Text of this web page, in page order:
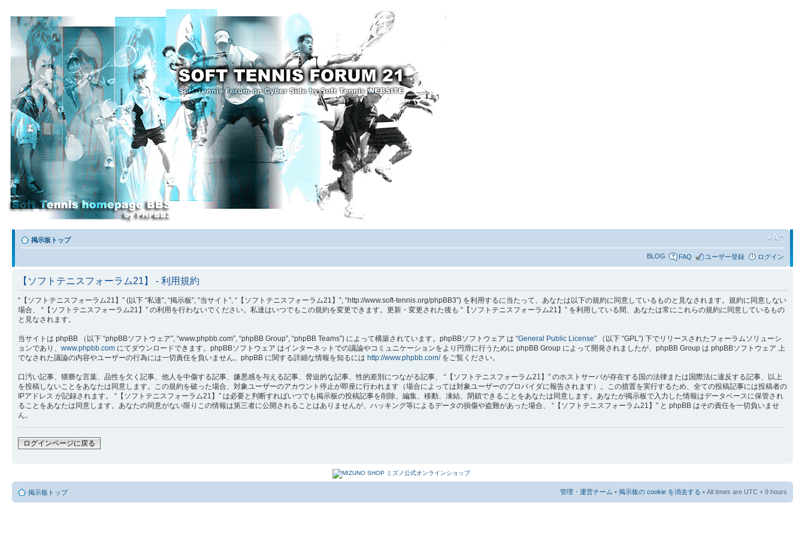
掲示板トップ
BLOG FAQ ユーザー登録 ログイン
【ソフトテニスフォーラム21】 - 利用規約
“【ソフトテニスフォーラム21】” (以下 “私達”, “掲示板”, “当サイト”, “【ソフトテニスフォーラム21】”, “http://www.soft-tennis.org/phpBB3”) を利用するに当たって、あなたは以下の規約に同意しているものと見なされます。規約に同意しない
場合、 “【ソフトテニスフォーラム21】” の利用を行わないでください。私達はいつでもこの規約を変更できます。更新・変更された後も “【ソフトテニスフォーラム21】” を利用している間、あなたは常にこれらの規約に同意しているもの
と見なされます。
当サイトは phpBB （以下 “phpBBソフトウェア”, “www.phpbb.com”, “phpBB Group”, “phpBB Teams”) によって構築されています。phpBBソフトウェア は “General Public License” （以下 “GPL”) 下でリリースされたフォーラムソリューシ
ョンであり、 www.phpbb.com にてダウンロードできます。phpBBソフトウェア はインターネットでの議論やコミュニケーションをより円滑に行うために phpBB Group によって開発されましたが、phpBB Group は phpBBソフトウェア 上
でなされた議論の内容やユーザーの行為には一切責任を負いません。phpBB に関する詳細な情報を知るには http://www.phpbb.com/をご覧ください。
口汚い記事、猥褻な言葉、品性を欠く記事、他人を中傷する記事、嫌悪感を与える記事、脅迫的な記事、性的差別につながる記事、 “【ソフトテニスフォーラム21】” のホストサーバが存在する国の法律または国際法に違反する記事、以上
を投稿しないことをあなたは同意します。この規約を破った場合、対象ユーザーのアカウント停止が即座に行われます（場合によっては対象ユーザーのプロバイダに報告されます）。この措置を実行するため、全ての投稿記事には投稿者の
IPアドレス が記録されます。 “【ソフトテニスフォーラム21】” は必要と判断すればいつでも掲示板の投稿記事を削除、編集、移動、凍結、閉鎖できることをあなたは同意します。あなたが掲示板で入力した情報はデータベースに保管され
ることをあなたは同意します。あなたの同意がない限りこの情報は第三者に公開されることはありませんが、ハッキング等によるデータの損傷や盗難があった場合、 “【ソフトテニスフォーラム21】” と phpBB はその責任を一切負いませ
ん。
ログインページに戻る
掲示板トップ 管理・運営チーム • 掲示板の cookie を消去する • All times are UTC + 9 hours